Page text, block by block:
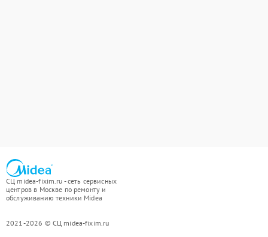
СЦ midea-fixim.ru - сеть сервисных
центров в Москве по ремонту и
обслуживанию техники Midea
2021-2026 © СЦ midea-fixim.ru